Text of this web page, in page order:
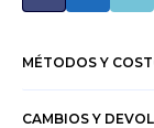
MÉTODOS Y
CAMBIOS Y